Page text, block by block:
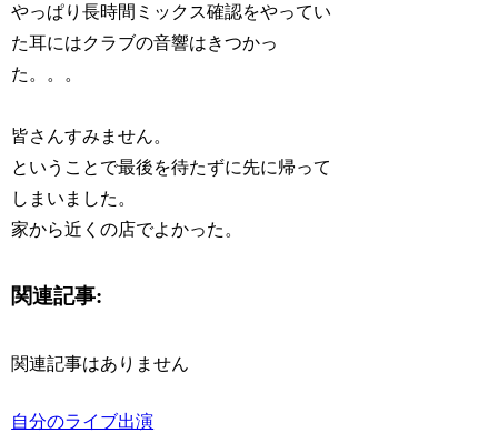
やっぱり長時間ミックス確認をやってい
た耳にはクラブの音響はきつかっ
た。。。
皆さんすみません。
ということで最後を待たずに先に帰って
しまいました。
家から近くの店でよかった。
関連記事:
関連記事はありません
自分のライブ出演